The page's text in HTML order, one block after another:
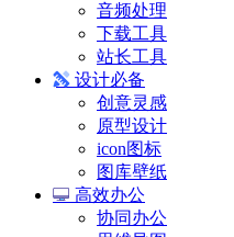
音频处理
下载工具
站长工具
设计必备
创意灵感
原型设计
icon图标
图库壁纸
高效办公
协同办公